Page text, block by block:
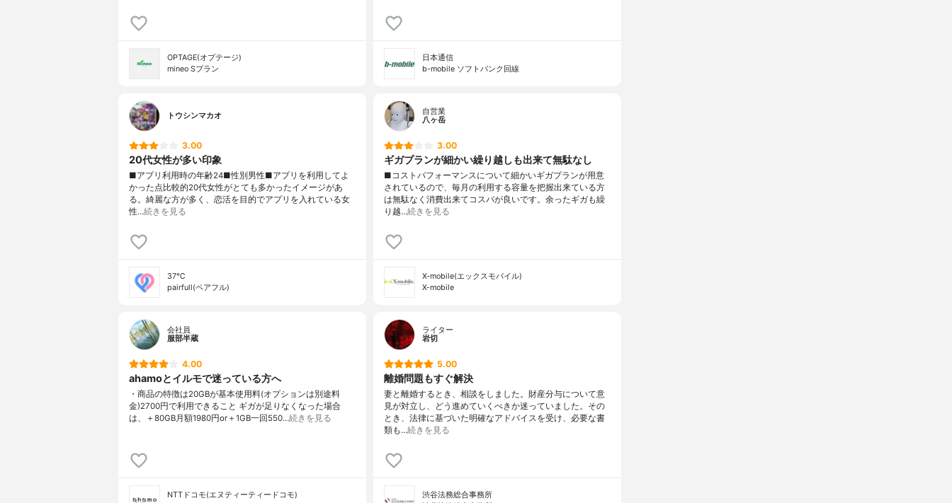
OPTAGE(オプテージ)
mineo Sプラン
日本通信
b-mobile ソフトバンク回線
トウシンマカオ
3.00
20代女性が多い印象
■アプリ利用時の年齢24■性別男性■アプリを利用してよ
かった点比較的20代女性がとても多かったイメージがあ
る。綺麗な方が多く、恋活を目的でアプリを入れている女
性…続きを見る
37℃
pairfull(ペアフル)
自営業
八ヶ岳
3.00
ギガプランが細かい繰り越しも出来て無駄なし
■コストパフォーマンスについて細かいギガプランが用意
されているので、毎月の利用する容量を把握出来ている方
は無駄なく消費出来てコスパが良いです。余ったギガも繰
り越…続きを見る
X-mobile(エックスモバイル)
X-mobile
会社員
服部半蔵
4.00
ahamoとイルモで迷っている方へ
・商品の特徴は20GBが基本使用料(オプションは別途料
金)2700円で利用できること ギガが足りなくなった場合
は、＋80GB月額1980円or＋1GB一回550…続きを見る
NTTドコモ(エヌティーティードコモ)
ライター
岩切
5.00
離婚問題もすぐ解決
妻と離婚するとき、相談をしました。財産分与について意
見が対立し、どう進めていくべきか迷っていました。その
とき、法律に基づいた明確なアドバイスを受け、必要な書
類も…続きを見る
渋谷法務総合事務所